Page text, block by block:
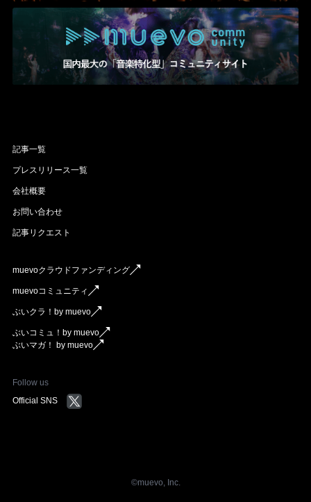
記事一覧
プレスリリース一覧
会社概要
お問い合わせ
記事リクエスト
muevoクラウドファンディング
muevoコミュニティ
ぶいクラ！by muevo
ぶいコミュ！by muevo
ぶいマガ！ by muevo
Follow us
Official SNS
©︎muevo, Inc.